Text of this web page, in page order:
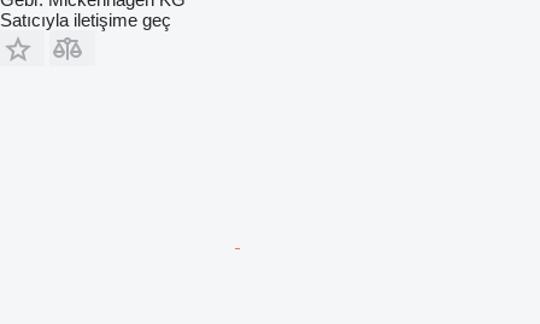
Satıcıyla iletişime geç